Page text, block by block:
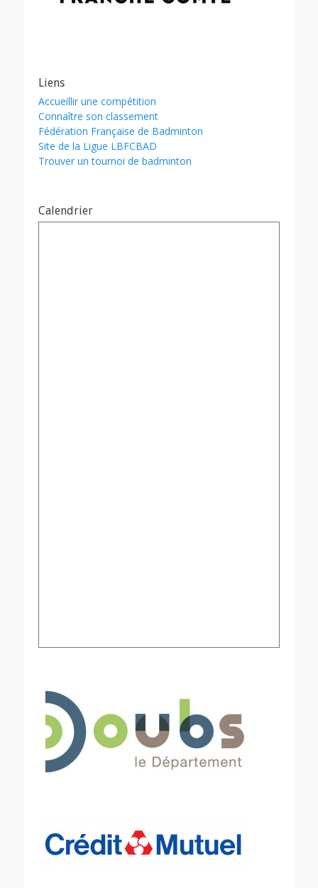
Liens
Accueillir une compétition
Connaître son classement
Fédération Française de Badminton
Site de la Ligue LBFCBAD
Trouver un tournoi de badminton
Calendrier